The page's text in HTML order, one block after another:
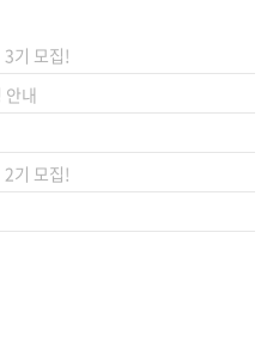
3기 모집!
안내
2기 모집!